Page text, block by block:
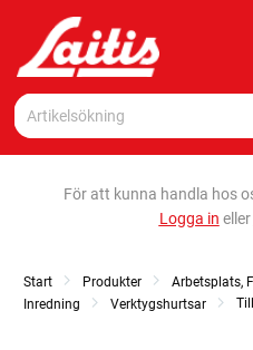
För att kunna handla hos
Logga in eller
Start Produkter
Arbetsplats,
Inredning
Verktygshurtsar